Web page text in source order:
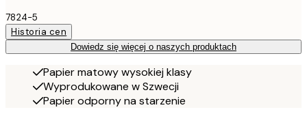
7824-5
Historia cen
Dowiedz się więcej o naszych produktach
Papier matowy wysokiej klasy
Wyprodukowane w Szwecji
Papier odporny na starzenie